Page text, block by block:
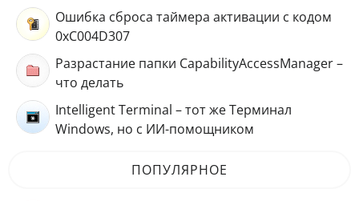
Ошибка сброса таймера активации с кодом
0xC004D307
Разрастание папки CapabilityAccessManager –
что делать
Intelligent Terminal – тот же Терминал
Windows, но с ИИ-помощником
ПОПУЛЯРНОЕ